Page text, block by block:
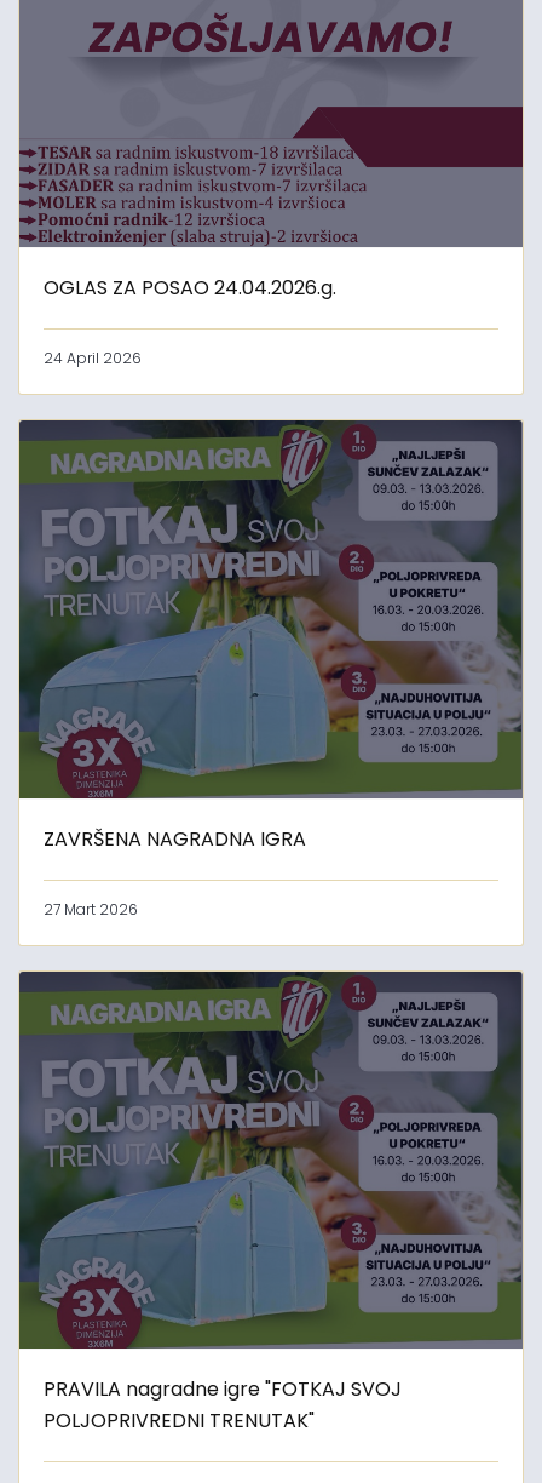
OGLAS ZA POSAO 24.04.2026.g.
24 April 2026
ZAVRŠENA NAGRADNA IGRA
27 Mart 2026
PRAVILA nagradne igre "FOTKAJ SVOJ
POLJOPRIVREDNI TRENUTAK"